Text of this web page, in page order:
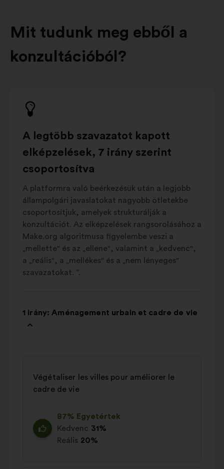
Mit tudunk meg ebből a
konzultációból?
A legtöbb szavazatot kapott
elképzelések, 7 irány szerint
csoportosítva
A platformra való beérkezésük után a legjobb
állampolgári javaslatokat nagyobb ötletekbe
csoportosítjuk, amelyek strukturálják a
konzultációt. Az elképzelések rangsorolásához a
Make.org algoritmusa figyelembe veszi a
„mellette" és az „ellene", valamint a „kedvenc",
a „reális", a „mellékes" és a „nem lényeges"
szavazatokat. ”.
1 irány: Aménagement urbain et cadre de vie
Végétaliser les villes pour améliorer le
cadre de vie
87% Egyetértek
Kedvenc 31%
Reális 20%